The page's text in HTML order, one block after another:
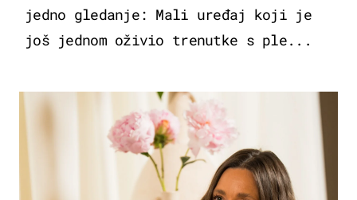
jedno gledanje: Mali uređaj koji je
još jednom oživio trenutke s ple...
MODA & LJEPOTA